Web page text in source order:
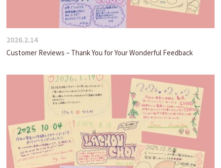
2026.2.14
Customer Reviews – Thank You for Your Wonderful Feedback